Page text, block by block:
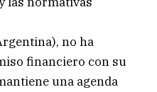
no ha
financiero con su
una agenda